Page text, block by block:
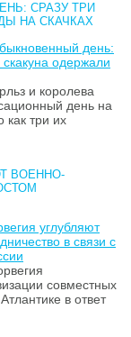
СРАЗУ ТРИ
НА СКАЧКАХ
день:
скакуна одержали
и королева
день на
как три их
ВОЕННО-
углубляют
в связи с
совместных
в ответ